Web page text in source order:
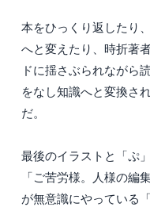
本をひっくり返したり
へと変えたり、時折著
ドに揺さぶられながら
をなし知識へと変換さ
だ。
最後のイラストと「ぷ
「ご苦労様。人様の編
が無意識にやっている